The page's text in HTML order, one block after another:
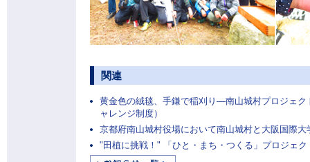
関連
黄金色の絨毯、手鎌で稲刈り―南山城村プロジェ
ャレンジ制度）
京都府南山城村役場において南山城村と大阪国際
"田植に挑戦！" 「ひと・まち・つくる」プロジェ